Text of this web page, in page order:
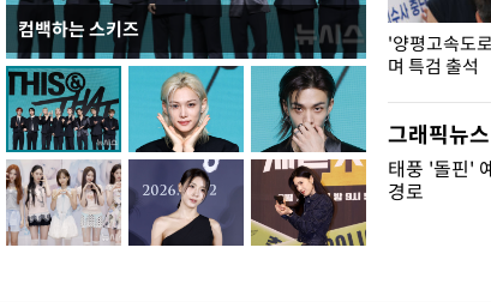
컴백하는 스키즈
이재명 대통령, "수사·기소 분리 관련 대비책 최
선 다해 강구해야"
'양평고속도
며 특검 출석
그래픽뉴스
태풍 '돌핀'
경로